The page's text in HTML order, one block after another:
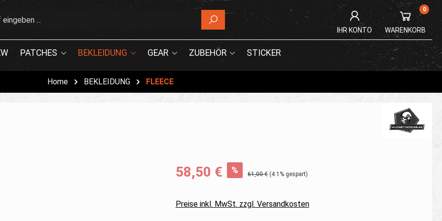
IHR KONTO
0
WARENKORB
PATCHES BEKLEIDUNG GEAR ZUBEHÖR STICKER
Home BEKLEIDUNG FLEECE
58,50 € % 61,00 € (4.1% gespart)
Preise inkl. MwSt. zzgl. Versandkosten